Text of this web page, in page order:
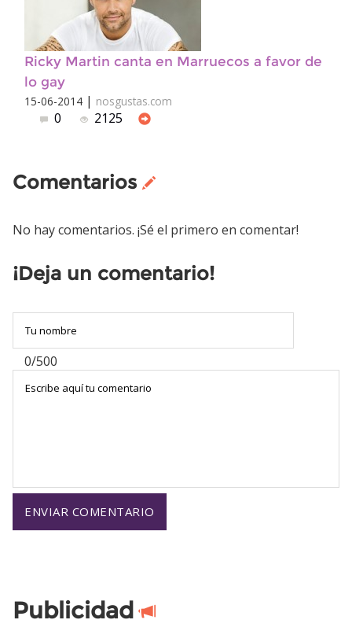
Ricky Martin canta en Marruecos a favor de
lo gay
15-06-2014 | nosgustas.com
0 2125
Comentarios
No hay comentarios. ¡Sé el primero en comentar!
¡Deja un comentario!
0/500
Publicidad